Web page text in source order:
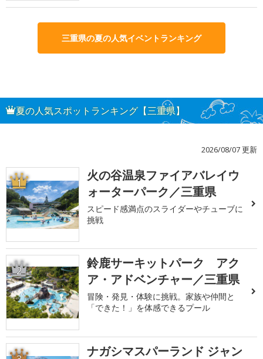
三重県の夏の人気イベントランキング
夏の人気スポットランキング【三重県】
2026/08/07 更新
1
火の谷温泉ファイアバレイウ
ォーターパーク／三重県
スピード感満点のスライダーやチューブに
挑戦
2
鈴鹿サーキットパーク アク
ア・アドベンチャー／三重県
冒険・発見・体験に挑戦。家族や仲間と
「できた！」を体感できるプール
ナガシマスパーランド ジャン